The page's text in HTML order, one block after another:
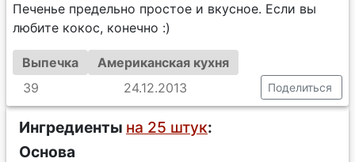
Печенье предельно простое и вкусное. Если вы
любите кокос, конечно :)
Выпечка
Американская кухня
39
24.12.2013 Поделиться
Ингредиенты на 25 штук:
Основа